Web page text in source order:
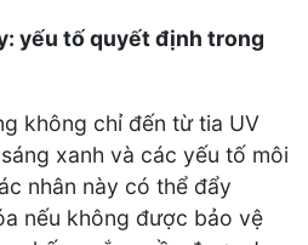
yếu tố quyết định trong
không chỉ đến từ tia UV
xanh và các yếu tố môi
nhân này có thể đẩy
nếu không được bảo vệ